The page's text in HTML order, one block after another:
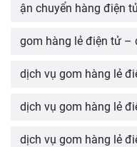
ận chuyển hàng điện
gom hàng lẻ điện tử –
dịch vụ gom hàng lẻ
dịch vụ gom hàng lẻ
dịch vụ gom hàng lẻ